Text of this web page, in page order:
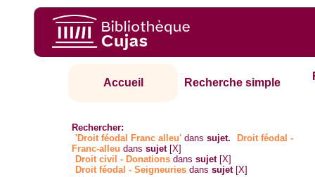
Accueil Recherche simple
Rechercher:
'Droit féodal Franc alleu' danssujet.
Droit féodal -
Franc-alleu‎ danssujet [X]
Droit civil - Donations danssujet [X]
Droit féodal - Seigneuries danssujet [X]